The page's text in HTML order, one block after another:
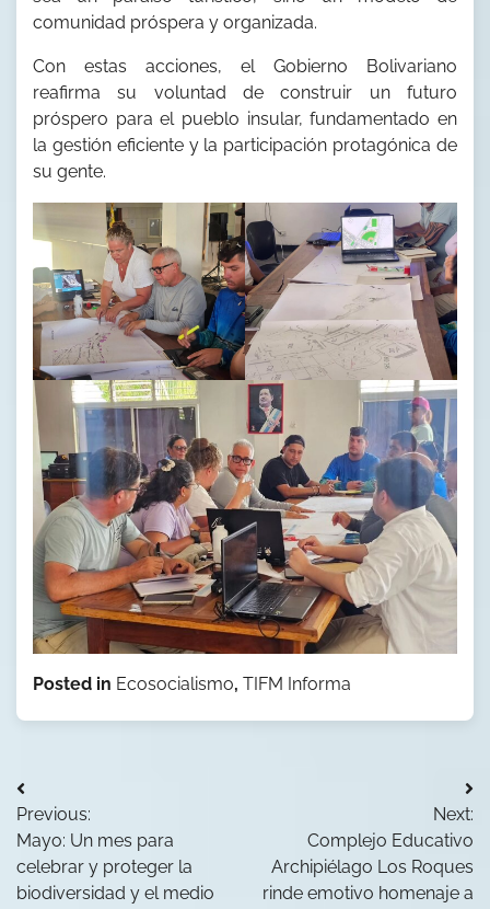
comunidad próspera y organizada.
Con estas acciones, el Gobierno Bolivariano
reafirma su voluntad de construir un futuro
próspero para el pueblo insular, fundamentado en
la gestión eficiente y la participación protagónica de
su gente.
Posted in Ecosocialismo, TIFM Informa
Navegación
de
entradas
Previous:
Mayo: Un mes para
celebrar y proteger la
biodiversidad y el medio
Next:
Complejo Educativo
Archipiélago Los Roques
rinde emotivo homenaje a